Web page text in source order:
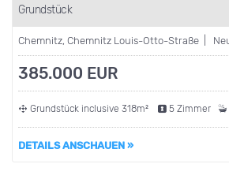
Grundstück
Chemnitz, Chemnitz Louis-Otto-Straße |
385.000 EUR
Grundstück inclusive 318m² 5 Zimmer
DETAILS ANSCHAUEN »